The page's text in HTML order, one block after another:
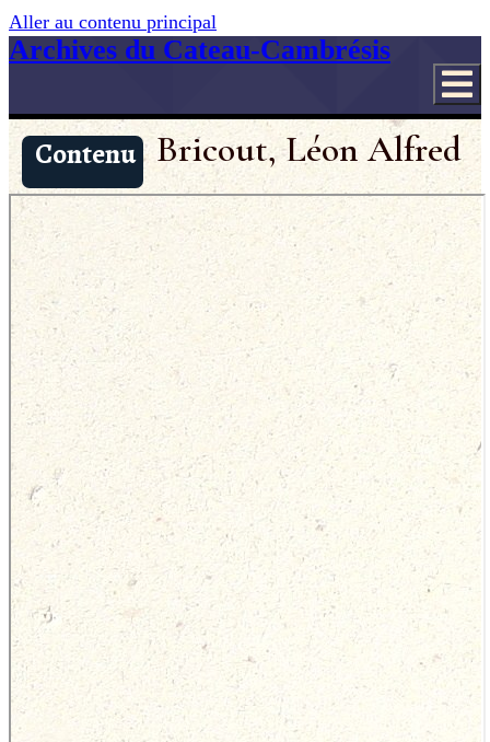
Aller au contenu principal
Archives du Cateau-Cambrésis
Contenu Bricout, Léon Alfred